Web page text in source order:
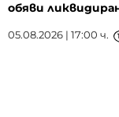
обяви
05.08.2026 | 17:00 ч.